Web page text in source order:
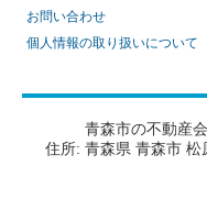
お問い合わせ
個人情報の取り扱いについて
青森市の不動産
住所: 青森県 青森市